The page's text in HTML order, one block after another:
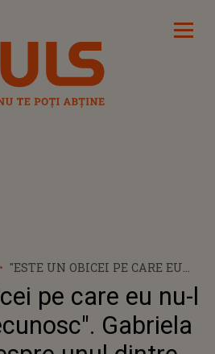
"ESTE UN OBICEI PE CARE EU
NU-L SUPORT ȘI RECUNOSC".
GABRIELA CRISTEA, DESPRE
UNUL DINTRE DEFECTELE
SOȚULUI EI, TAVI CLONDA. CE
pe care eu nu-l
Gabriela